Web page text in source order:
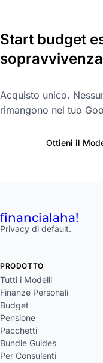
Start budget
Acquisto unico.
rimangono nel tuo
Ottieni il
financialaha!
Privacy di default.
PRODOTTO
Tutti i Modelli
Finanze Personali
Budget
Pensione
Pacchetti
Bundle Guides
Per Consulenti